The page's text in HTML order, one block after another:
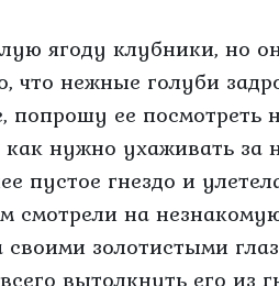
ягоду клубники, но
что нежные голуби
ее посмотреть
нужно ухаживать за
пустое гнездо и
на
золотистыми
вытолкнуть его из